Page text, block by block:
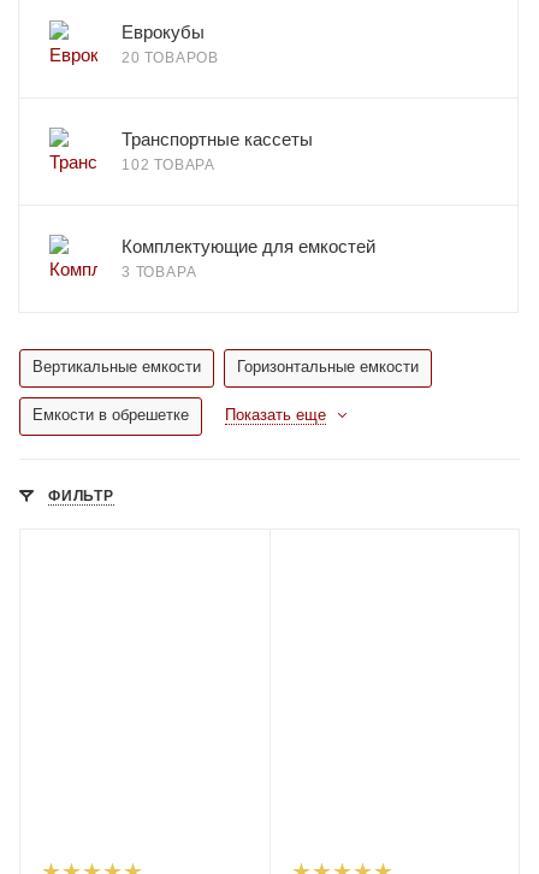
Еврокубы
20 ТОВАРОВ
Транспортные кассеты
102 ТОВАРА
Комплектующие для емкостей
3 ТОВАРА
Вертикальные емкости Горизонтальные емкости
Емкости в обрешетке Показать еще
ФИЛЬТР